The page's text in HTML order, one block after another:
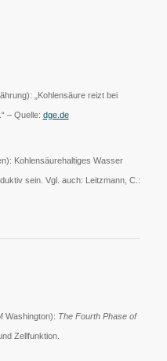
„Kohlensäure reizt bei
– Quelle: dge.de
Kohlensäurehaltiges Wasser
sein. Vgl. auch: Leitzmann, C.:
Washington): The Fourth Phase of
Zellfunktion.